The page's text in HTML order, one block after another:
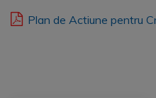
Plan de Actiune pentru